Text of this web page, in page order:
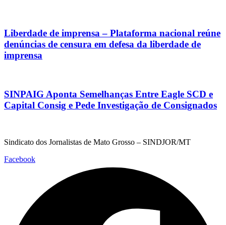
Liberdade de imprensa – Plataforma nacional reúne
denúncias de censura em defesa da liberdade de
imprensa
SINPAIG Aponta Semelhanças Entre Eagle SCD e
Capital Consig e Pede Investigação de Consignados
Sindicato dos Jornalistas de Mato Grosso – SINDJOR/MT
Facebook